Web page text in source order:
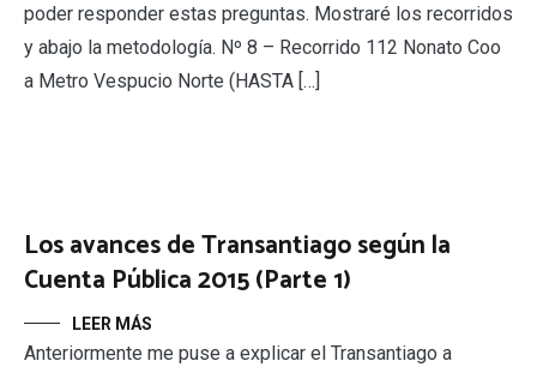
poder responder estas preguntas. Mostraré los recorridos
y abajo la metodología. Nº 8 – Recorrido 112 Nonato Coo
a Metro Vespucio Norte (HASTA […]
Los avances de Transantiago según la
Cuenta Pública 2015 (Parte 1)
LEER MÁS
Anteriormente me puse a explicar el Transantiago a